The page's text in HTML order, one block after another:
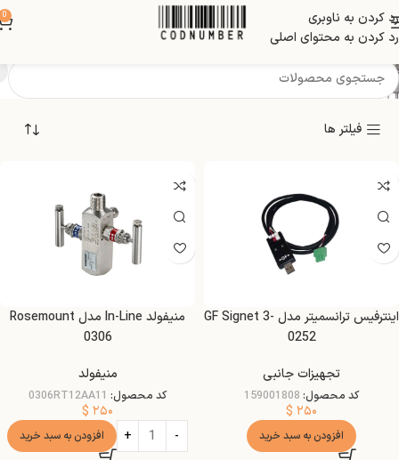
رد کردن به ناوبری
رد کردن به محتوای اصلی
0
تجهیزات جانبی
فیلتر ها
اینترفیس ترانسمیتر مدل GF Signet 3-
0252
تجهیزات جانبی
کد محصول: 159001808
$ ۲۵۰
افزودن به سبد خرید
منیفولد In-Line مدل Rosemount
0306
منیفولد
کد محصول: 0306RT12AA11
$ ۲۵۰
افزودن به سبد خرید